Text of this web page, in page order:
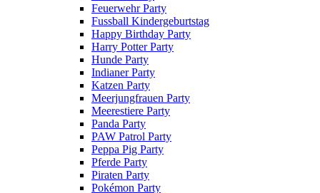
Feuerwehr Party
Fussball Kindergeburtstag
Happy Birthday Party
Harry Potter Party
Hunde Party
Indianer Party
Katzen Party
Meerjungfrauen Party
Meerestiere Party
Panda Party
PAW Patrol Party
Peppa Pig Party
Pferde Party
Piraten Party
Pokémon Party